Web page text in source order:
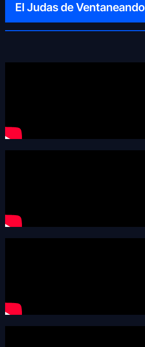
El Judas de Ventaneando